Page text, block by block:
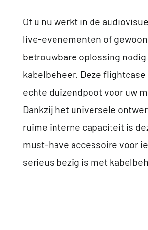
Of u nu werkt in de
live-evenementen of
betrouwbare oplossing
kabelbeheer. Deze flightcase
echte duizendpoot voor uw
Dankzij het universele
ruime interne capaciteit is
must-have accessoire voor
serieus bezig is met